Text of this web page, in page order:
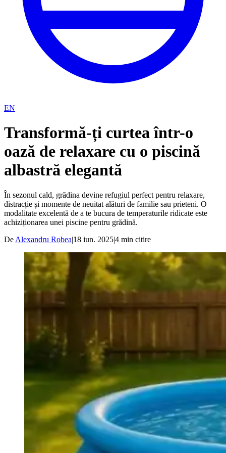
EN
Transformă-ți curtea într-o
oază de relaxare cu o piscină
albastră elegantă
În sezonul cald, grădina devine refugiul perfect pentru relaxare,
distracție și momente de neuitat alături de familie sau prieteni. O
modalitate excelentă de a te bucura de temperaturile ridicate este
achiziționarea unei piscine pentru grădină.
De Alexandru Robea|18 iun. 2025|4 min citire